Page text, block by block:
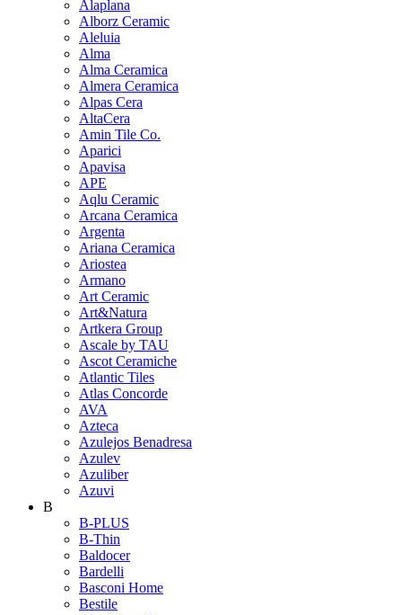
Alaplana
Alborz Ceramic
Aleluia
Alma
Alma Ceramica
Almera Ceramica
Alpas Cera
AltaCera
Amin Tile Co.
Aparici
Apavisa
APE
Aqlu Ceramic
Arcana Ceramica
Argenta
Ariana Ceramica
Ariostea
Armano
Art Ceramic
Art&Natura
Artkera Group
Ascale by TAU
Ascot Ceramiche
Atlantic Tiles
Atlas Concorde
AVA
Azteca
Azulejos Benadresa
Azulev
Azuliber
Azuvi
B
B-PLUS
B-Thin
Baldocer
Bardelli
Basconi Home
Bestile